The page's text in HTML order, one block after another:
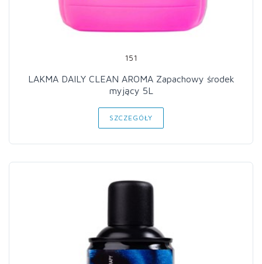
151
LAKMA DAILY CLEAN AROMA Zapachowy środek
myjący 5L
SZCZEGÓŁY